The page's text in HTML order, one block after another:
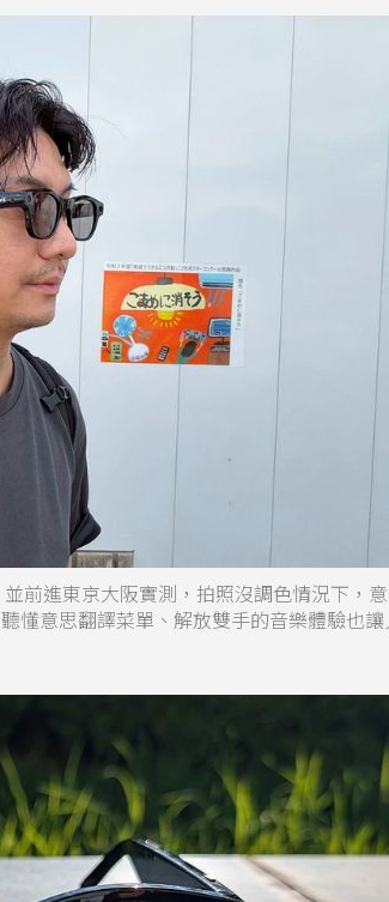
前進東京大阪實測，拍照沒調色情況下，
懂意思翻譯菜單、解放雙手的音樂體驗也